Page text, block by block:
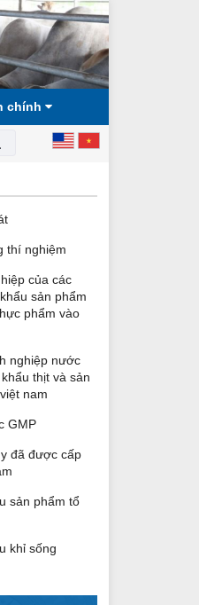
chính
thí nghiệm
của các
sản phẩm
phẩm vào
nghiệp nước
thịt và sản
nam
GMP
đã được cấp
sản phẩm tổ
khỉ sống